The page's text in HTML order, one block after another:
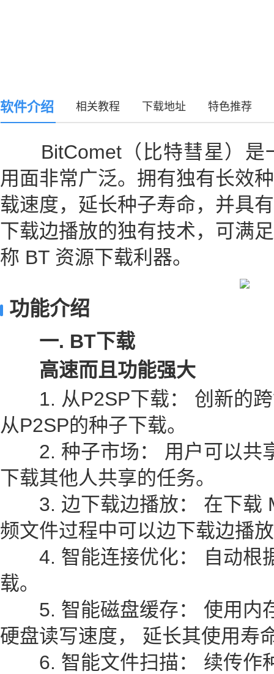
软件介绍 相关教程 下载地址 特色推荐
BitComet（比特彗星）是
用面非常广泛。拥有独有长效
载速度，延长种子寿命，并具
下载边播放的独有技术，可满
称 BT 资源下载利器。
功能介绍
一. BT下载
高速而且功能强大
1. 从P2SP下载： 创新的跨
从P2SP的种子下载。
2. 种子市场： 用户可以共
下载其他人共享的任务。
3. 边下载边播放： 在下载
频文件过程中可以边下载边播
4. 智能连接优化： 自动根
载。
5. 智能磁盘缓存： 使用内
硬盘读写速度， 延长其使用寿
6. 智能文件扫描： 续传作